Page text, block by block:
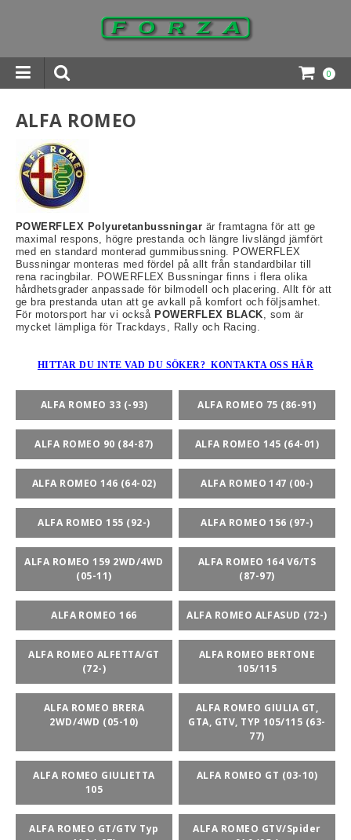
0
Rally-Racing-Klassiker
BUMPSTOPS, DAMASKER UNIVERSAL, DOMKRAFTS-
ALFA ROMEO
POWERFLEX Polyuretanbussningar är framtagna för att ge
maximal respons, högre prestanda och längre livslängd jämfört
med en standard monterad gummibussning. POWERFLEX
Bussningar monteras med fördel på allt från standardbilar till
rena racingbilar. POWERFLEX Bussningar finns i flera olika
hårdhetsgrader anpassade för bilmodell och placering. Allt för att
ge bra prestanda utan att ge avkall på komfort och följsamhet.
För motorsport har vi ocksåPOWERFLEX BLACK , som är
mycket lämpliga för Trackdays, Rally och Racing.
HITTAR DU INTE VAD DU SÖKER? KONTAKTA OSS HÄR
ALFA ROMEO 33 (-93) ALFA ROMEO 75 (86-91)
ALFA ROMEO 90 (84-87) ALFA ROMEO 145 (64-01)
ALFA ROMEO 146 (64-02) ALFA ROMEO 147 (00-)
ALFA ROMEO 155 (92-) ALFA ROMEO 156 (97-)
ALFA ROMEO 159 2WD/4WD
(05-11)
ALFA ROMEO 164 V6/TS
(87-97)
ALFA ROMEO 166 ALFA ROMEO ALFASUD (72-)
ALFA ROMEO ALFETTA/GT
(72-)
ALFA ROMEO BERTONE
105/115
ALFA ROMEO BRERA
2WD/4WD (05-10)
ALFA ROMEO GIULIA GT,
GTA, GTV, TYP 105/115 (63-
77)
ALFA ROMEO GIULIETTA
105
ALFA ROMEO GT (03-10)
ALFA ROMEO GT/GTV Typ
ALFA ROMEO GTV/Spider